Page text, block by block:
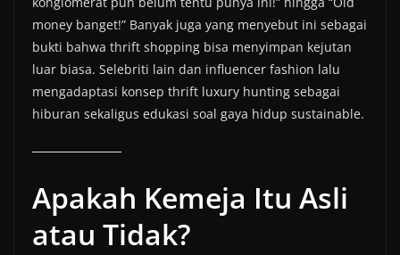
money banget!” Banyak juga yang menyebut ini sebagai
bukti bahwa thrift shopping bisa menyimpan kejutan
luar biasa. Selebriti lain dan influencer fashion lalu
mengadaptasi konsep thrift luxury hunting sebagai
hiburan sekaligus edukasi soal gaya hidup sustainable.
Apakah Kemeja Itu Asli
atau Tidak?